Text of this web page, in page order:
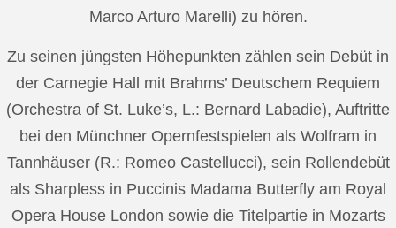
Marco Arturo Marelli) zu hören.
Zu seinen jüngsten Höhepunkten zählen sein Debüt in
der Carnegie Hall mit Brahms’ Deutschem Requiem
(Orchestra of St. Luke’s, L.: Bernard Labadie), Auftritte
bei den Münchner Opernfestspielen als Wolfram in
Tannhäuser (R.: Romeo Castellucci), sein Rollendebüt
als Sharpless in Puccinis Madama Butterfly am Royal
Opera House London sowie die Titelpartie in Mozarts